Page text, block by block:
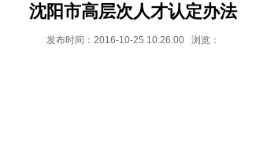
沈阳市高层次人才认定办法
发布时间：2016-10-25 10:26:00 浏览：